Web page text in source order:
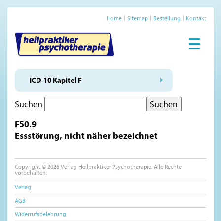
Home Sitemap Bestellung Kontakt
☰
ICD-10 Kapitel F
Suchen
F50.9
Essstörung, nicht näher bezeichnet
Copyright © 2026 Verlag Heilpraktiker Psychotherapie. Alle Rechte
vorbehalten.
Verlag
AGB
Widerrufsbelehrung